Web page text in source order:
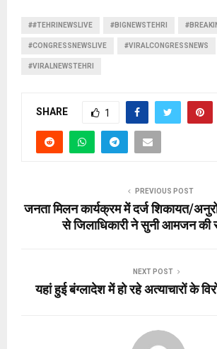
##TEHRINEWSLIVE #BIGNEWSTEHRI
#CONGRESSNEWSLIVE #VIRALCONGRESSNEWS
#VIRALNEWSTEHRI
SHARE 1
PREVIOUS POST
जनता मिलन कार्यक्रम में दर्ज शिकायत/
से जिलाधिकारी ने सुनी आमजन की
NEXT POST
यहां हुई बंग्लादेश में हो रहे अत्याचारों के